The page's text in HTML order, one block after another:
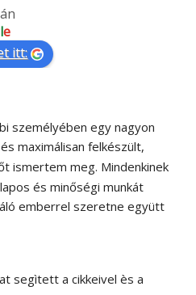
Barbi
itt:
személyében egy nagyon
maximálisan felkészült,
ismertem meg. Mindenkinek
és minőségi munkát
emberrel szeretne együtt